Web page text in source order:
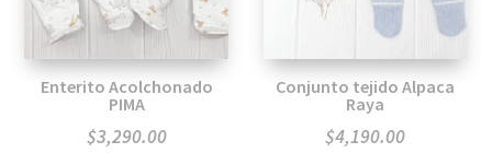
Enterito Acolchonado
PIMA
$3,290.00
Conjunto tejido Alpaca
Raya
$4,190.00